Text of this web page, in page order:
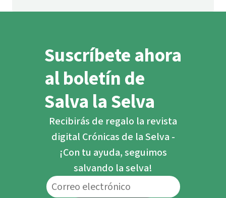
Suscríbete ahora
al boletín de
Salva la Selva
Recibirás de regalo la revista
digital Crónicas de la Selva -
¡Con tu ayuda, seguimos
salvando la selva!